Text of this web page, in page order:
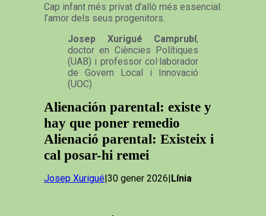
Cap infant més privat d’allò més essencial:
l’amor dels seus progenitors.
Josep Xurigué Camprubí,
doctor en Ciències Polítiques
(UAB) i professor col·laborador
de Govern Local i Innovació
(UOC)
Alienación parental: existe y
hay que poner remedio
Alienació parental: Existeix i
cal posar-hi remei
Josep Xurigué|30 gener 2026|Línia